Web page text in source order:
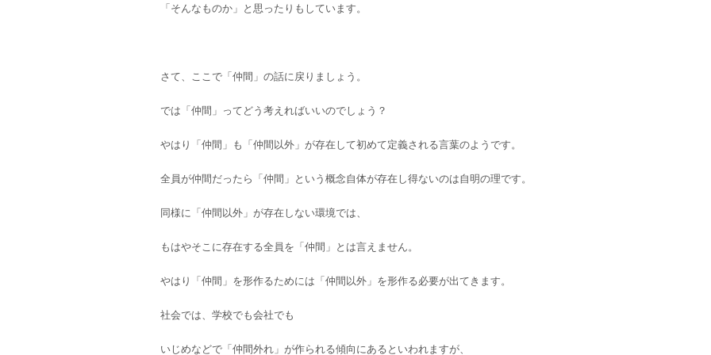
「そんなものか」と思ったりもしています。
さて、ここで「仲間」の話に戻りましょう。
では「仲間」ってどう考えればいいのでしょう？
やはり「仲間」も「仲間以外」が存在して初めて定義される言葉のようです。
全員が仲間だったら「仲間」という概念自体が存在し得ないのは自明の理です。
同様に「仲間以外」が存在しない環境では、
もはやそこに存在する全員を「仲間」とは言えません。
やはり「仲間」を形作るためには「仲間以外」を形作る必要が出てきます。
社会では、学校でも会社でも
いじめなどで「仲間外れ」が作られる傾向にあるといわれますが、